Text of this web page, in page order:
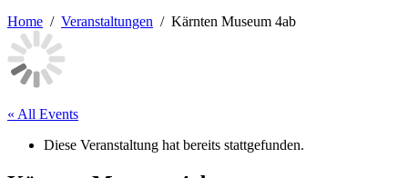
Home
Veranstaltungen Kärnten Museum 4ab
« All Events
Diese Veranstaltung hat bereits stattgefunden.